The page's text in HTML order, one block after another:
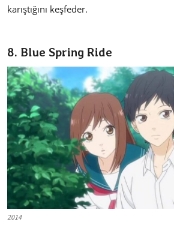
karıştığını keşfeder.
8. Blue Spring Ride
2014